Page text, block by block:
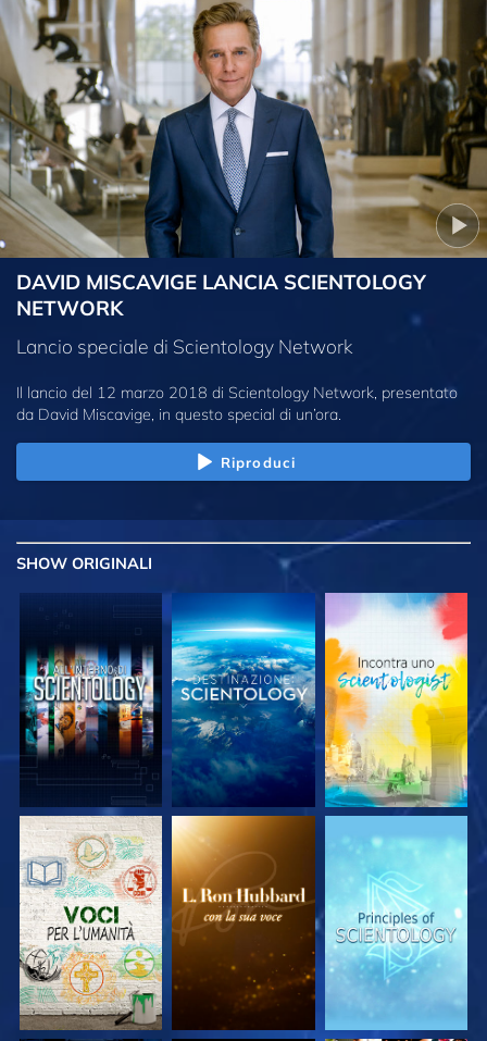
DAVID MISCAVIGE LANCIA SCIENTOLOGY
NETWORK
Lancio speciale di Scientology Network
Il lancio del 12 marzo 2018 di Scientology Network, presentato
da David Miscavige, in questo special di un’ora.
Riproduci
SHOW ORIGINALI
ESPLORA LE
SERIE
ESPLORA LE
SERIE
ESPLORA LE
SERIE